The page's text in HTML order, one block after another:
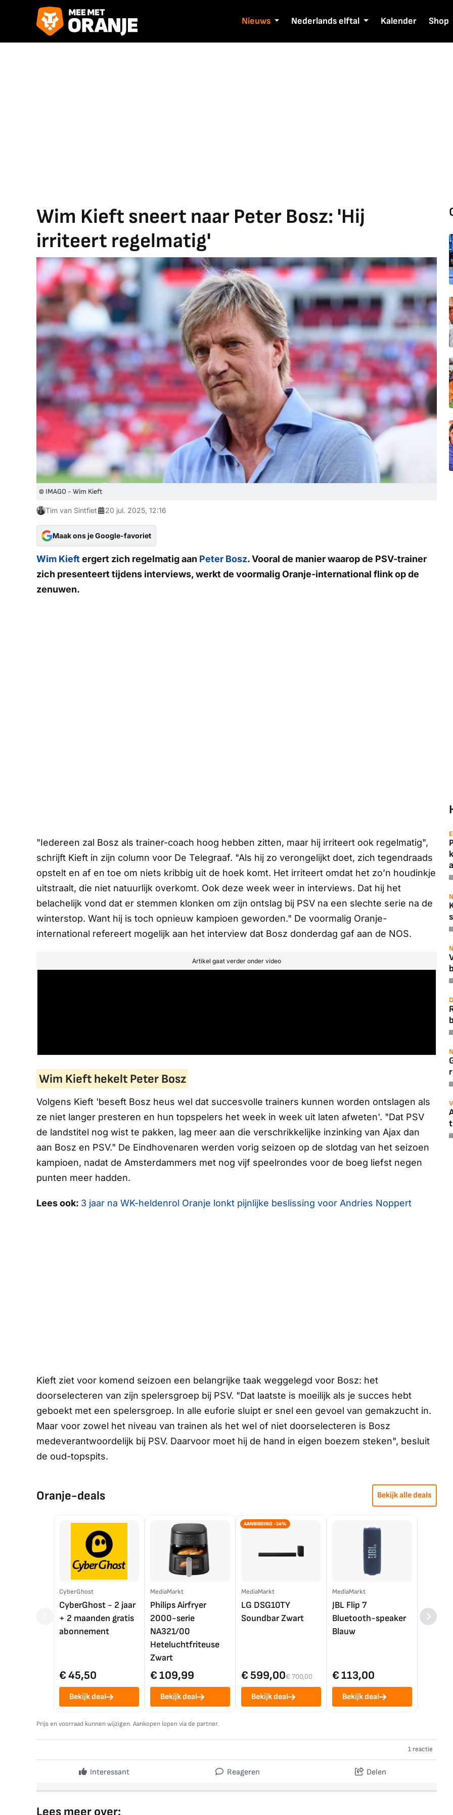
Nieuws Nederlands elftal Kalender Shop
Wim Kieft sneert naar Peter Bosz: 'Hij
irriteert regelmatig'
© IMAGO - Wim Kieft
Tim van Sintfiet 20 jul. 2025, 12:16
Maak ons je Google-favoriet
Wim Kieft ergert zich regelmatig aan Peter Bosz. Vooral de manier waarop de PSV-trainer
zich presenteert tijdens interviews, werkt de voormalig Oranje-international flink op de
zenuwen.
"Iedereen zal Bosz als trainer-coach hoog hebben zitten, maar hij irriteert ook regelmatig",
schrijft Kieft in zijn column voor De Telegraaf. "Als hij zo verongelijkt doet, zich tegendraads
opstelt en af en toe om niets kribbig uit de hoek komt. Het irriteert omdat het zo’n houdinkje
uitstraalt, die niet natuurlijk overkomt. Ook deze week weer in interviews. Dat hij het
belachelijk vond dat er stemmen klonken om zijn ontslag bij PSV na een slechte serie na de
winterstop. Want hij is toch opnieuw kampioen geworden." De voormalig Oranje-
international refereert mogelijk aan het interview dat Bosz donderdag gaf aan de NOS.
Artikel gaat verder onder video
Wim Kieft hekelt Peter Bosz
Volgens Kieft 'beseft Bosz heus wel dat succesvolle trainers kunnen worden ontslagen als
ze niet langer presteren en hun topspelers het week in week uit laten afweten'. "Dat PSV
de landstitel nog wist te pakken, lag meer aan die verschrikkelijke inzinking van Ajax dan
aan Bosz en PSV." De Eindhovenaren werden vorig seizoen op de slotdag van het seizoen
kampioen, nadat de Amsterdammers met nog vijf speelrondes voor de boeg liefst negen
punten meer hadden.
Lees ook: 3 jaar na WK-heldenrol Oranje lonkt pijnlijke beslissing voor Andries Noppert
Kieft ziet voor komend seizoen een belangrijke taak weggelegd voor Bosz: het
doorselecteren van zijn spelersgroep bij PSV. "Dat laatste is moeilijk als je succes hebt
geboekt met een spelersgroep. In alle euforie sluipt er snel een gevoel van gemakzucht in.
Maar voor zowel het niveau van trainen als het wel of niet doorselecteren is Bosz
medeverantwoordelijk bij PSV. Daarvoor moet hij de hand in eigen boezem steken", besluit
de oud-topspits.
Oranje-deals Bekijk alle deals
CyberGhost
CyberGhost - 2 jaar
+ 2 maanden gratis
abonnement
€ 45,50
Bekijk deal
MediaMarkt
Philips Airfryer
2000-serie
NA321/00
Heteluchtfriteuse
Zwart
€ 109,99
Bekijk deal
AANBIEDING -14%
MediaMarkt
LG DSG10TY
Soundbar Zwart
€ 599,00€ 700,00
Bekijk deal
MediaMarkt
JBL Flip 7
Bluetooth-speaker
Blauw
€ 113,00
Bekijk deal
LG
4K TV
Prijs en voorraad kunnen wijzigen. Aankopen lopen via de partner.
1 reactie
Interessant Reageren Delen
Lees meer over: